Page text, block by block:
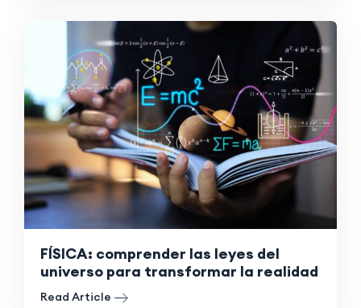
FÍSICA: comprender las leyes del
universo para transformar la realidad
Read Article